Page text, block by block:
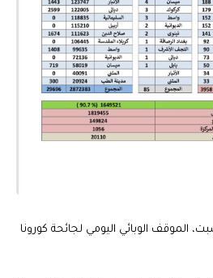
الموقف الوبائي اليومي لجائحة كورونا